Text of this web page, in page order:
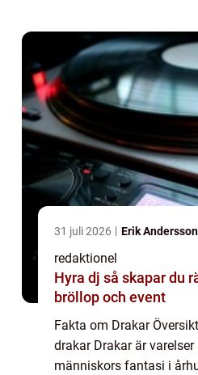
31 juli 2026 Erik Andersson
redaktionel
Hyra dj så skapar du rätt känsla på fest,
bröllop och event
Fakta om Drakar
drakar Drakar är
människors fantasi i